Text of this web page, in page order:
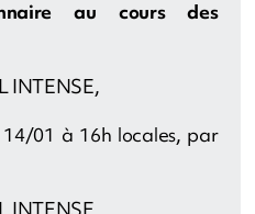
au cours des
INTENSE,
01 à 16h locales, par